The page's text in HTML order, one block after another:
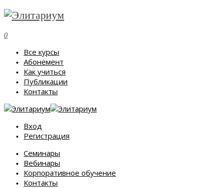
0
Все курсы
Абонемент
Как учиться
Публикации
Контакты
Вход
Регистрация
Семинары
Вебинары
Корпоративное обучение
Контакты